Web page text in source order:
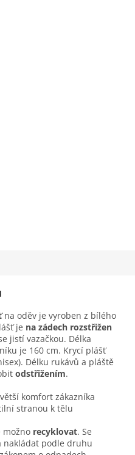
na oděv je vyroben z bílého
je na zádech rozstřižen
jistí vazačkou. Délka
je 160 cm. Krycí plášť
Délku rukávů a pláště
odstřižením.
komfort zákazníka
stranou k tělu
možno recyklovat. Se
nakládat podle druhu